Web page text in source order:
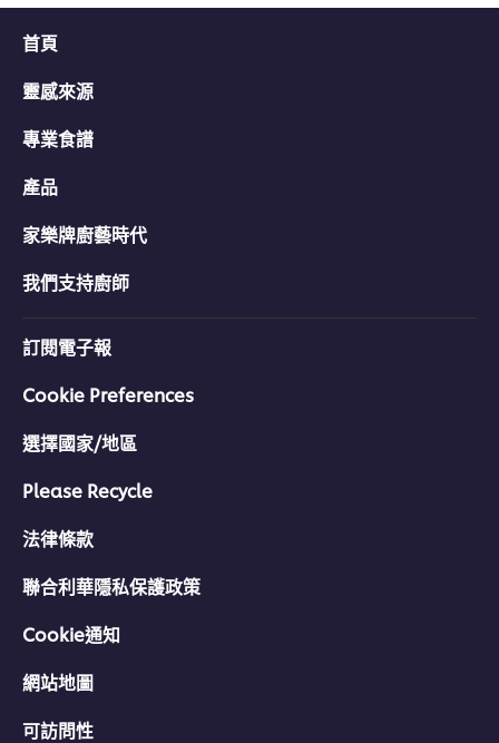
首頁
靈感來源
專業食譜
產品
家樂牌廚藝時代
我們支持廚師
訂閱電子報
Cookie Preferences
選擇國家/地區
Please Recycle
法律條款
聯合利華隱私保護政策
Cookie通知
網站地圖
可訪問性